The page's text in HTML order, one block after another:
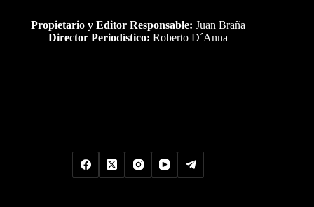
Propietario y Editor Responsable: Juan Braña
Director Periodístico: Roberto D´Anna